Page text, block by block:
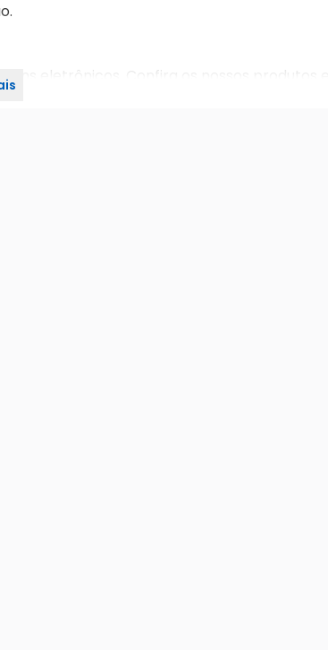
eletrônicos. Confira os nossos produtos e